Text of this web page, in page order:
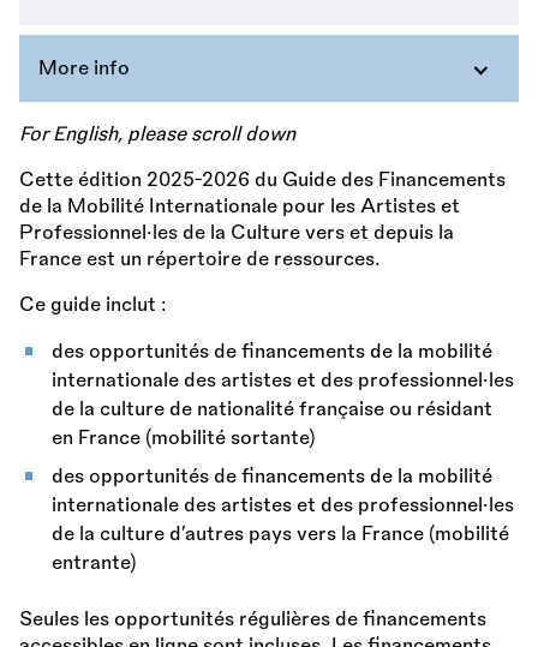
More info
For English, please scroll down
Cette édition 2025-2026 du Guide des Financements
de la Mobilité Internationale pour les Artistes et
Professionnel·les de la Culture vers et depuis la
France est un répertoire de ressources.
Ce guide inclut :
des opportunités de financements de la mobilité
internationale des artistes et des professionnel·les
de la culture de nationalité française ou résidant
en France (mobilité sortante)
des opportunités de financements de la mobilité
internationale des artistes et des professionnel·les
de la culture d’autres pays vers la France (mobilité
entrante)
Seules les opportunités régulières de financements